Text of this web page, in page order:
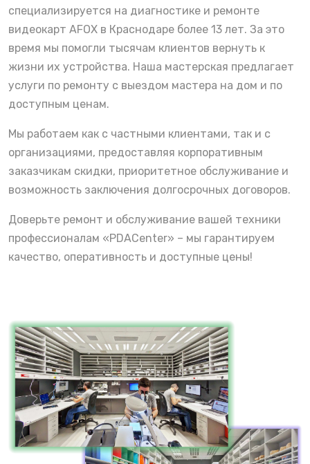
специализируется на диагностике и ремонте
видеокарт AFOX в Краснодаре более 13 лет. За это
время мы помогли тысячам клиентов вернуть к
жизни их устройства. Наша мастерская предлагает
услуги по ремонту с выездом мастера на дом и по
доступным ценам.
Мы работаем как с частными клиентами, так и с
организациями, предоставляя корпоративным
заказчикам скидки, приоритетное обслуживание и
возможность заключения долгосрочных договоров.
Доверьте ремонт и обслуживание вашей техники
профессионалам «PDACenter» – мы гарантируем
качество, оперативность и доступные цены!